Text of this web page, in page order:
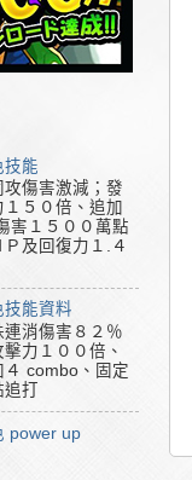
技能
傷害激減；發
５０倍、追加
害１５００萬點
及回復力１.４
技能資料
消傷害８２％
力１００倍、
４ combo、固定
打
power up